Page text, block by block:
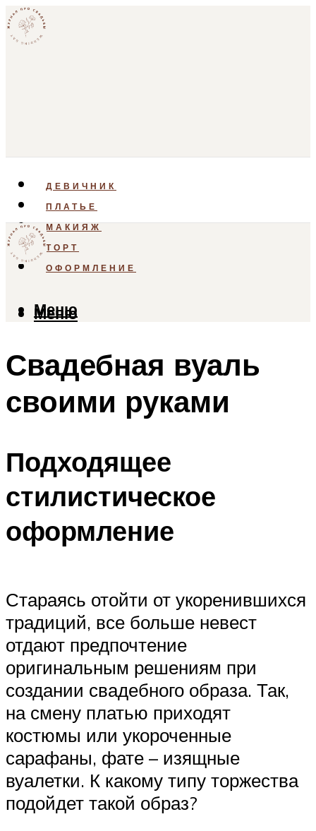
ДЕВИЧНИК
ПЛАТЬЕ
МАКИЯЖ
ТОРТ
ОФОРМЛЕНИЕ
Меню
Меню
Свадебная вуаль
своими руками
Подходящее
стилистическое
оформление
Стараясь отойти от укоренившихся
традиций, все больше невест
отдают предпочтение
оригинальным решениям при
создании свадебного образа. Так,
на смену платью приходят
костюмы или укороченные
сарафаны, фате – изящные
вуалетки. К какому типу торжества
подойдет такой образ?